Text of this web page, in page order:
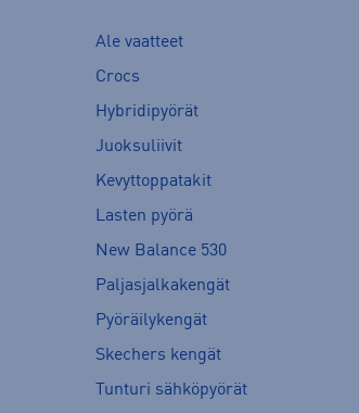
Ale vaatteet
Crocs
Hybridipyörät
Juoksuliivit
Kevyttoppatakit
Lasten pyörä
New Balance 530
Paljasjalkakengät
Pyöräilykengät
Skechers kengät
Tunturi sähköpyörät